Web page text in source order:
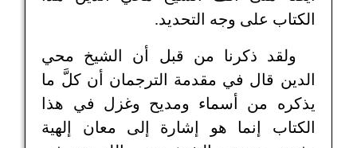
الكتاب على وجه التحديد.
ولقد ذكرنا من قبل أن الشيخ محي
الدين قال في مقدمة الترجمان أن كلَّ ما
يذكره من أسماء ومديح وغزل في هذا
الكتاب إنما هو إشارة إلى معان إلهية